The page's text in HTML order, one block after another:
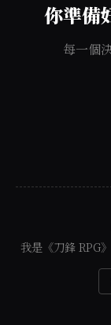
你準備
每一個
我是《刀鋒 RPG